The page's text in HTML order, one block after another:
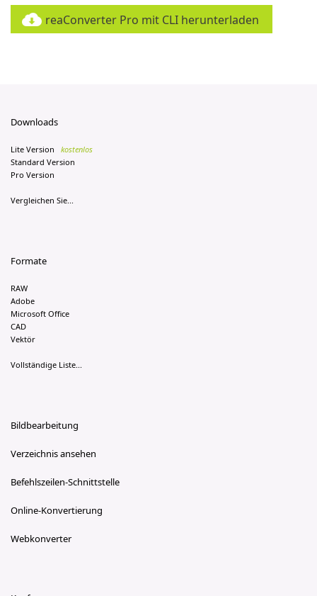
reaConverter Pro mit CLI herunterladen
Downloads
Lite Version
kostenlos
Standard Version
Pro Version
Vergleichen Sie...
Formate
RAW
Adobe
Microsoft Office
CAD
Vektör
Vollständige Liste...
Bildbearbeitung
Verzeichnis ansehen
Befehlszeilen-Schnittstelle
Online-Konvertierung
Webkonverter